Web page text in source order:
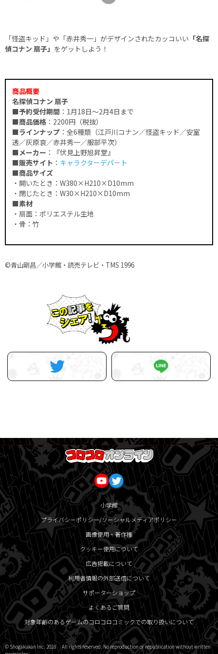
「怪盗キッド」や「赤井秀一」がデザインされたカッコいい 「名探
偵コナン 扇子」 をゲットしよう！
商品概要
名探偵コナン 扇子
■予約受付期間 ：1月18日～2月4日まで
■商品価格 ：2200円（税抜）
■ラインナップ ：全6種類（江戸川コナン／怪盗キッド／安室
透／灰原哀／赤井秀一／服部平次）
■メーカー ：『伏見上野旭昇堂』
■販売サイト ： キャラクターデパート
■商品サイズ
・開いたとき：W380×H210×D10mm
・閉じたとき：W30×H210×D10mm
■素材
・扇面：ポリエステル生地
・骨：竹
©青山剛昌／小学館・読売テレビ・TMS 1996
小学館
プライバシーポリシー/ソーシャルメディアポリシー
画像使用・著作権
クッキー使用について
広告掲載について
利用者情報の外部送信について
サポーターショップ
よくあるご質問
対象年齢のあるゲームのコロコロコミックでの取り扱いについて
© Shogakukan Inc. 2018 All rights reserved. No reproduction or republication without written